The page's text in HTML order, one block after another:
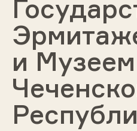
и Музеем